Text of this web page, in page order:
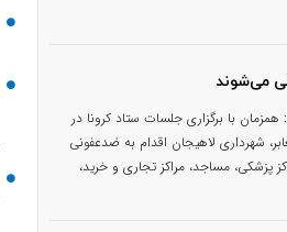
می‌شوند
با برگزاری جلسات ستاد کرونا در
شهرداری لاهیجان اقدام به ضدعفونی
پزشکی، مساجد، مراکز تجاری و خرید،